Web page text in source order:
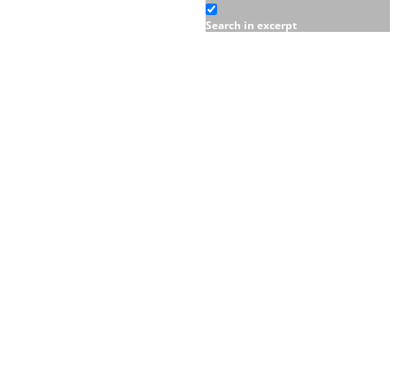
Search in excerpt